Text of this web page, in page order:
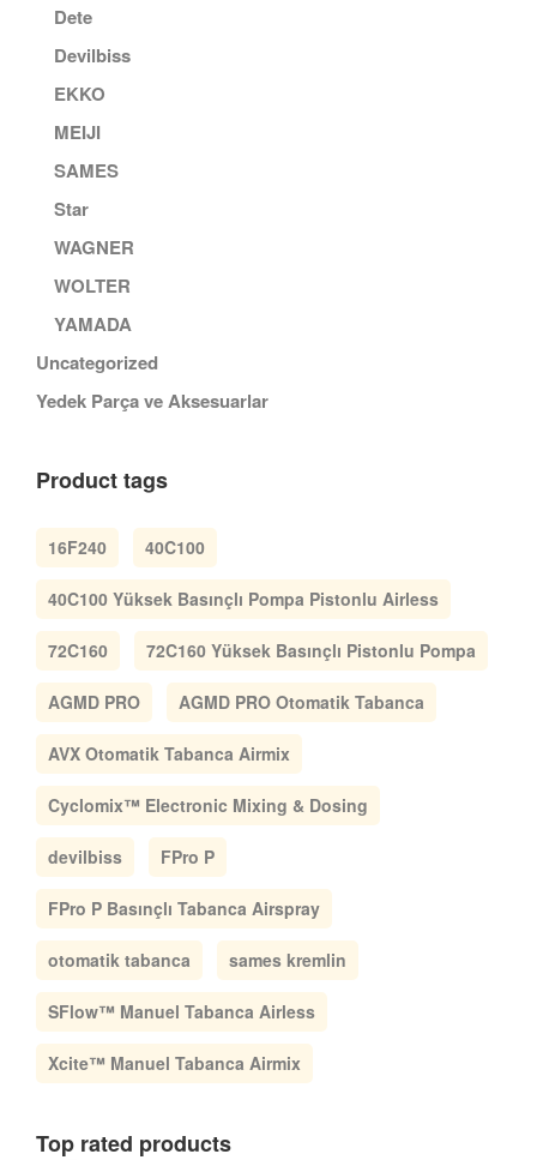
Dete
Devilbiss
EKKO
MEIJI
SAMES
Star
WAGNER
WOLTER
YAMADA
Uncategorized
Yedek Parça ve Aksesuarlar
Product tags
16F240 40C100
40C100 Yüksek Basınçlı Pompa Pistonlu Airless
72C160 72C160 Yüksek Basınçlı Pistonlu Pompa
AGMD PRO AGMD PRO Otomatik Tabanca
AVX Otomatik Tabanca Airmix
Cyclomix™ Electronic Mixing & Dosing
devilbiss FPro P
FPro P Basınçlı Tabanca Airspray
otomatik tabanca sames kremlin
SFlow™ Manuel Tabanca Airless
Xcite™ Manuel Tabanca Airmix
Top rated products